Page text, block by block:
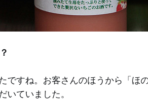
ですね。お客さんのほうから「ほ
いていました。